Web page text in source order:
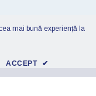
mai bună experiență la
ACCEPT ✔